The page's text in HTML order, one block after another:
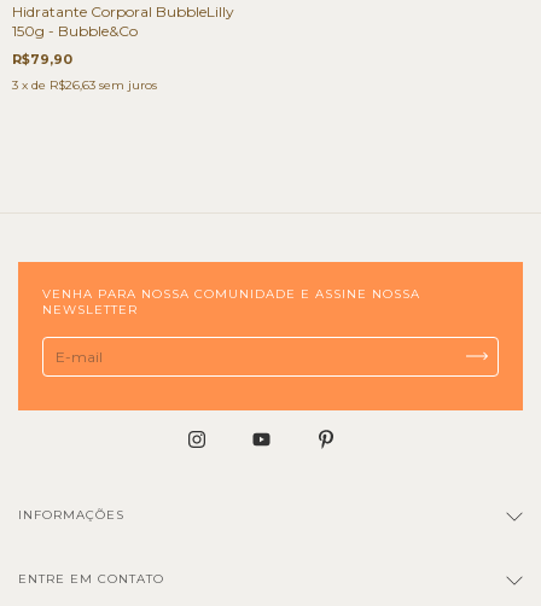
Hidratante Corporal BubbleLilly
150g - Bubble&Co
R$79,90
3 x de R$26,63 sem juros
VENHA PARA NOSSA COMUNIDADE E ASSINE NOSSA
NEWSLETTER
INFORMAÇÕES
ENTRE EM CONTATO